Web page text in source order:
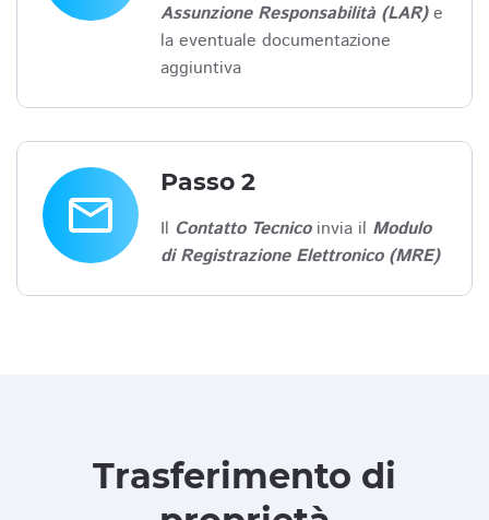
Assunzione Responsabilità (LAR)e
la eventuale documentazione
aggiuntiva
email
Passo 2
Il Contatto Tecnicoinvia il Modulo
di Registrazione Elettronico (MRE)
Trasferimento di